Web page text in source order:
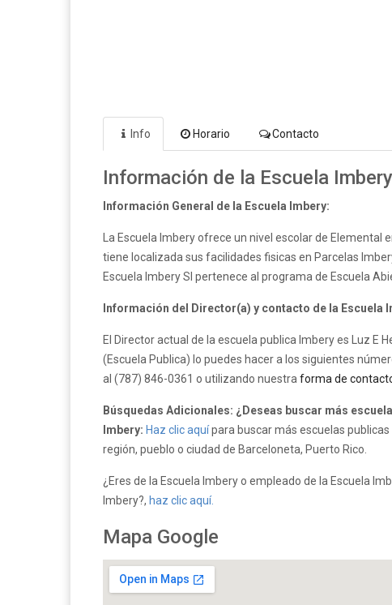
Info Horario Contacto
Información de la Escuela Imbery
Información General de la Escuela Imbery:
La Escuela Imbery ofrece un nivel escolar de Elemental
tiene localizada sus facilidades fisicas en Parcelas
Escuela Imbery SI pertenece al programa de Escuela
Información del Director(a) y contacto de la Escuela
El Director actual de la escuela publica Imbery es Luz E
(Escuela Publica) lo puedes hacer a los siguientes
al (787) 846-0361 o utilizando nuestra forma de
Búsquedas Adicionales: ¿Deseas buscar más
Imbery: Haz clic aquípara buscar más escuelas
región, pueblo o ciudad de Barceloneta, Puerto Rico.
¿Eres de la Escuela Imbery o empleado de la Escuela
Imbery?, haz clic aquí.
Mapa Google